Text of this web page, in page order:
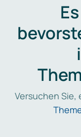
Versuchen Sie,